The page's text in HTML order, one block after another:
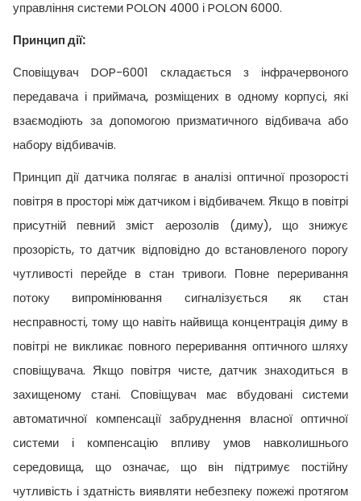
управління системи POLON 4000 і POLON 6000.
Принцип дії:
Сповіщувач DOP-6001 складається з інфрачервоного
передавача і приймача, розміщених в одному корпусі, які
взаємодіють за допомогою призматичного відбивача або
набору відбивачів.
Принцип дії датчика полягає в аналізі оптичної прозорості
повітря в просторі між датчиком і відбивачем. Якщо в повітрі
присутній певний зміст аерозолів (диму), що знижує
прозорість, то датчик відповідно до встановленого порогу
чутливості перейде в стан тривоги. Повне переривання
потоку випромінювання сигналізується як стан
несправності, тому що навіть найвища концентрація диму в
повітрі не викликає повного переривання оптичного шляху
сповіщувача. Якщо повітря чисте, датчик знаходиться в
захищеному стані. Сповіщувач має вбудовані системи
автоматичної компенсації забруднення власної оптичної
системи і компенсацію впливу умов навколишнього
середовища, що означає, що він підтримує постійну
чутливість і здатність виявляти небезпеку пожежі протягом